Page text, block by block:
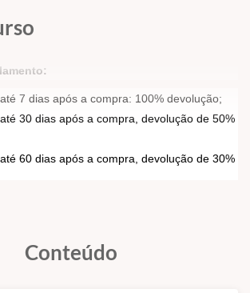
7 dias após a compra: 100% devolução;
30 dias após a compra, devolução de 50%
60 dias após a compra, devolução de 30%
sem devolução.
Conteúdo